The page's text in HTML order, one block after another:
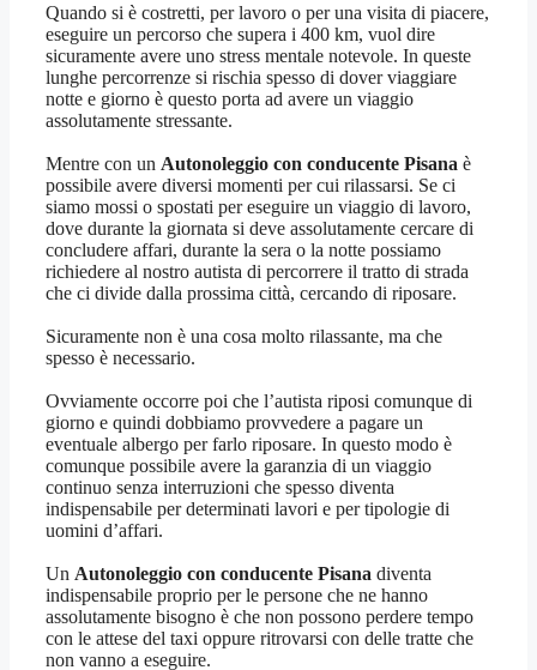
Quando si è costretti, per lavoro o per una visita di piacere,
eseguire un percorso che supera i 400 km, vuol dire
sicuramente avere uno stress mentale notevole. In queste
lunghe percorrenze si rischia spesso di dover viaggiare
notte e giorno è questo porta ad avere un viaggio
assolutamente stressante.
Mentre con un Autonoleggio con conducente Pisana è
possibile avere diversi momenti per cui rilassarsi. Se ci
siamo mossi o spostati per eseguire un viaggio di lavoro,
dove durante la giornata si deve assolutamente cercare di
concludere affari, durante la sera o la notte possiamo
richiedere al nostro autista di percorrere il tratto di strada
che ci divide dalla prossima città, cercando di riposare.
Sicuramente non è una cosa molto rilassante, ma che
spesso è necessario.
Ovviamente occorre poi che l’autista riposi comunque di
giorno e quindi dobbiamo provvedere a pagare un
eventuale albergo per farlo riposare. In questo modo è
comunque possibile avere la garanzia di un viaggio
continuo senza interruzioni che spesso diventa
indispensabile per determinati lavori e per tipologie di
uomini d’affari.
Un Autonoleggio con conducente Pisana diventa
indispensabile proprio per le persone che ne hanno
assolutamente bisogno è che non possono perdere tempo
con le attese del taxi oppure ritrovarsi con delle tratte che
non vanno a eseguire.